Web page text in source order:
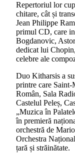
Repertoriul lor
chitare, cât și
Jean Philippe
primul CD, care
Bogdanovic,
dedicat lui
celebre ale
Duo Kitharsis a
printre care
Român, Sala
Castelul Peleș,
„Muzica în
în premieră
orchestră de
Orchestra
țară și străinătate.